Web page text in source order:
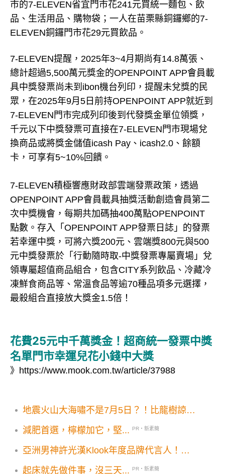
市的7-ELEVEN省宜門市花241元買統一麵包、飲
品、生活用品、購物袋；一人在苗栗縣銅鑼鄉的7-
ELEVEN銅鑼門市花29元買飲品。
7-ELEVEN提醒，2025年3~4月期尚有14.8萬張、
總計超過5,500萬元獎金的OPENPOINT APP會員載
具中獎發票尚未到ibon機台列印，提醒未兌獎的民
眾，在2025年9月5日前持OPENPOINT APP就近到
7-ELEVEN門市完成列印後到代發獎金單位領獎，
千元以下中獎發票可直接在7-ELEVEN門市現場兌
換商品或將獎金儲值icash Pay、icash2.0、餘額
卡，可享有5~10%回饋。
7-ELEVEN積極響應財政部雲端發票政策，透過
OPENPOINT APP會員載具抽獎活動創造會員第二
次中獎機會，每期共加碼抽400萬點OPENPOINT
點數。存入「OPENPOINT APP發票日誌」的發票
若幸運中獎，可將六獎200元、雲端獎800元與500
元中獎發票於「行動隨時取-中獎發票專屬賣場」兌
領專屬超值商品組合，包含CITY系列飲品、冷藏冷
凍鮮食商品等、常溫食品等逾70種品項多元選擇，
最殺組合直接放大獎金1.5倍！
花費25元中千萬獎金！超商統一發票中獎
名單門市幸運兒花小錢中大獎
》 https://www.mook.com.tw/article/37988
地震火山大海嘯不是7月5日？！比龍樹諒預
減肥首選，檸檬加它，堅...
PR・新素簡
亞洲男神許光漢Klook年度品牌代言人！想
起床就先做件事，沒三天...
PR・新素簡